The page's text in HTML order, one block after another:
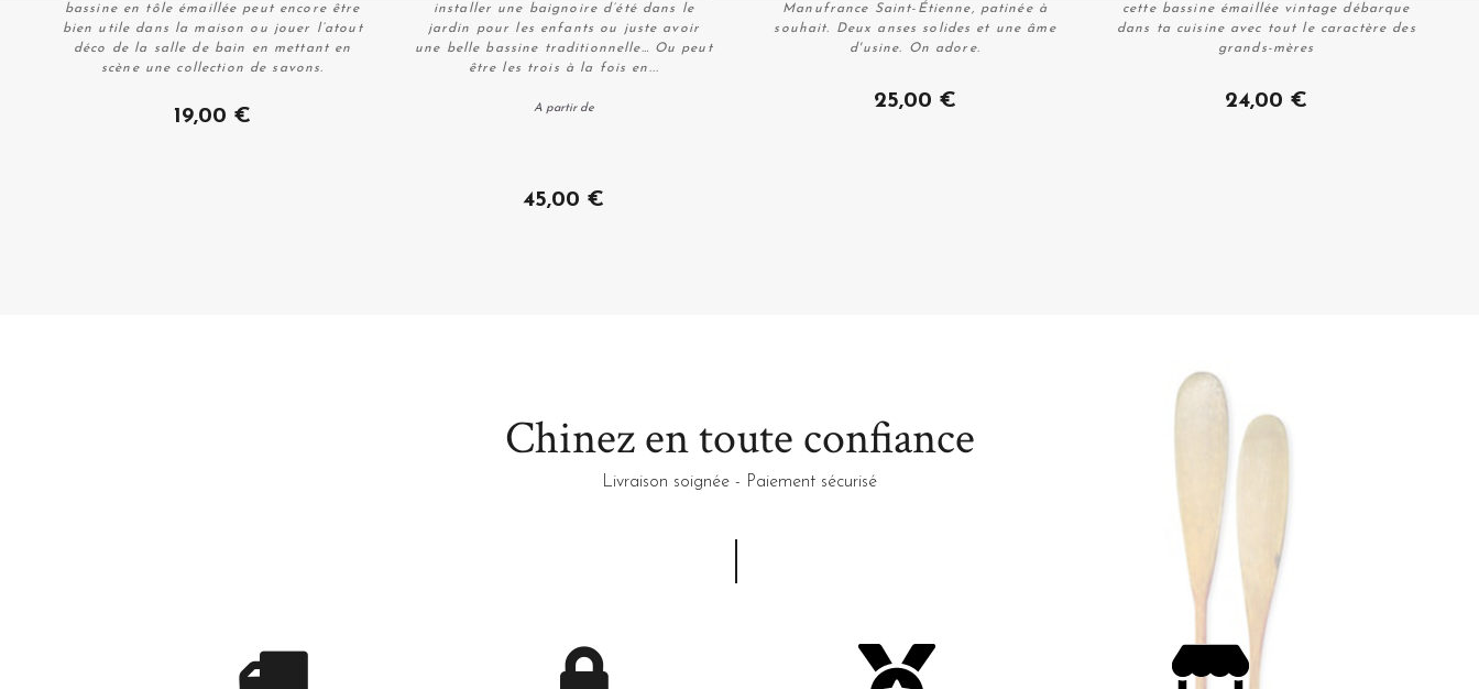
bassine en tôle émaillée peut encore être
bien utile dans la maison ou jouer l’atout
déco de la salle de bain en mettant en
scène une collection de savons.
19,00 €
installer une baignoire d’été dans le
jardin pour les enfants ou juste avoir
une belle bassine traditionnelle… Ou peut
être les trois à la fois en...
A partir de
45,00 €
Plus de détails
Manufrance Saint-Étienne, patinée à
souhait. Deux anses solides et une âme
d'usine. On adore.
25,00 € Acheter
cette bassine émaillée vintage débarque
dans ta cuisine avec tout le caractère des
grands-mères
24,00 €
Chinez en toute confiance
Livraison soignée - Paiement sécurisé